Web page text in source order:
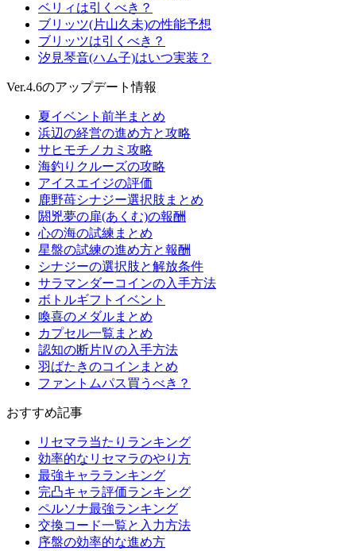
ベリィは引くべき？
ブリッツ(片山久未)の性能予想
ブリッツは引くべき？
汐見琴音(ハム子)はいつ実装？
Ver.4.6のアップデート情報
夏イベント前半まとめ
浜辺の経営の進め方と攻略
サヒモチノカミ攻略
海釣りクルーズの攻略
アイスエイジの評価
鹿野苺シナジー選択肢まとめ
閼兇夢の扉(あくむ)の報酬
心の海の試練まとめ
星盤の試練の進め方と報酬
シナジーの選択肢と解放条件
サラマンダーコインの入手方法
ボトルギフトイベント
喚喜のメダルまとめ
カプセル一覧まとめ
認知の断片Ⅳの入手方法
羽ばたきのコインまとめ
ファントムパス買うべき？
おすすめ記事
リセマラ当たりランキング
効率的なリセマラのやり方
最強キャラランキング
完凸キャラ評価ランキング
ペルソナ最強ランキング
交換コード一覧と入力方法
序盤の効率的な進め方